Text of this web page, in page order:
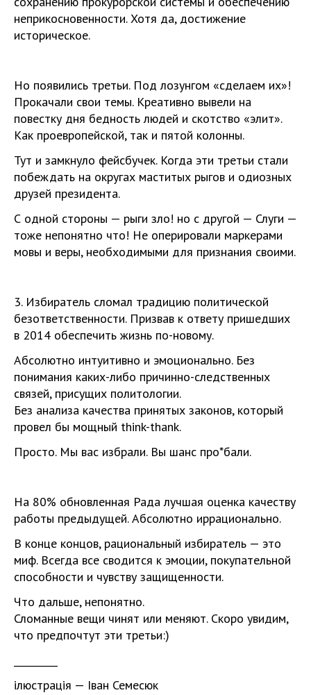
неприкосновенности. Хотя да, достижение
историческое.
Но появились третьи. Под лозунгом «сделаем их»!
Прокачали свои темы. Креативно вывели на
повестку дня бедность людей и скотство «элит».
Как проевропейской, так и пятой колонны.
Тут и замкнуло фейсбучек. Когда эти третьи стали
побеждать на округах маститых рыгов и одиозных
друзей президента.
С одной стороны — рыги зло! но с другой — Слуги —
тоже непонятно что! Не оперировали маркерами
мовы и веры, необходимыми для признания своими.
3. Избиратель сломал традицию политической
безответственности. Призвав к ответу пришедших
в 2014 обеспечить жизнь по-новому.
Абсолютно интуитивно и эмоционально. Без
понимания каких-либо причинно-следственных
связей, присущих политологии.
Без анализа качества принятых законов, который
провел бы мощный think-thank.
Просто. Мы вас избрали. Вы шанс про*бали.
На 80% обновленная Рада лучшая оценка качеству
работы предыдущей. Абсолютно иррационально.
В конце концов, рациональный избиратель — это
миф. Всегда все сводится к эмоции, покупательной
способности и чувству защищенности.
Что дальше, непонятно.
Сломанные вещи чинят или меняют. Скоро увидим,
что предпочтут эти третьи:)
ілюстрація — Іван Семесюк